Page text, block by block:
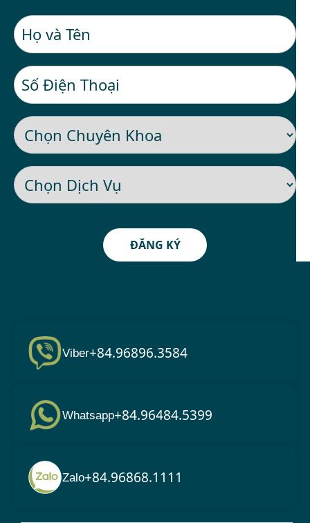
ĐĂNG KÝ
Viber+84.96896.3584
Whatsapp+84.96484.5399
Zalo+84.96868.1111